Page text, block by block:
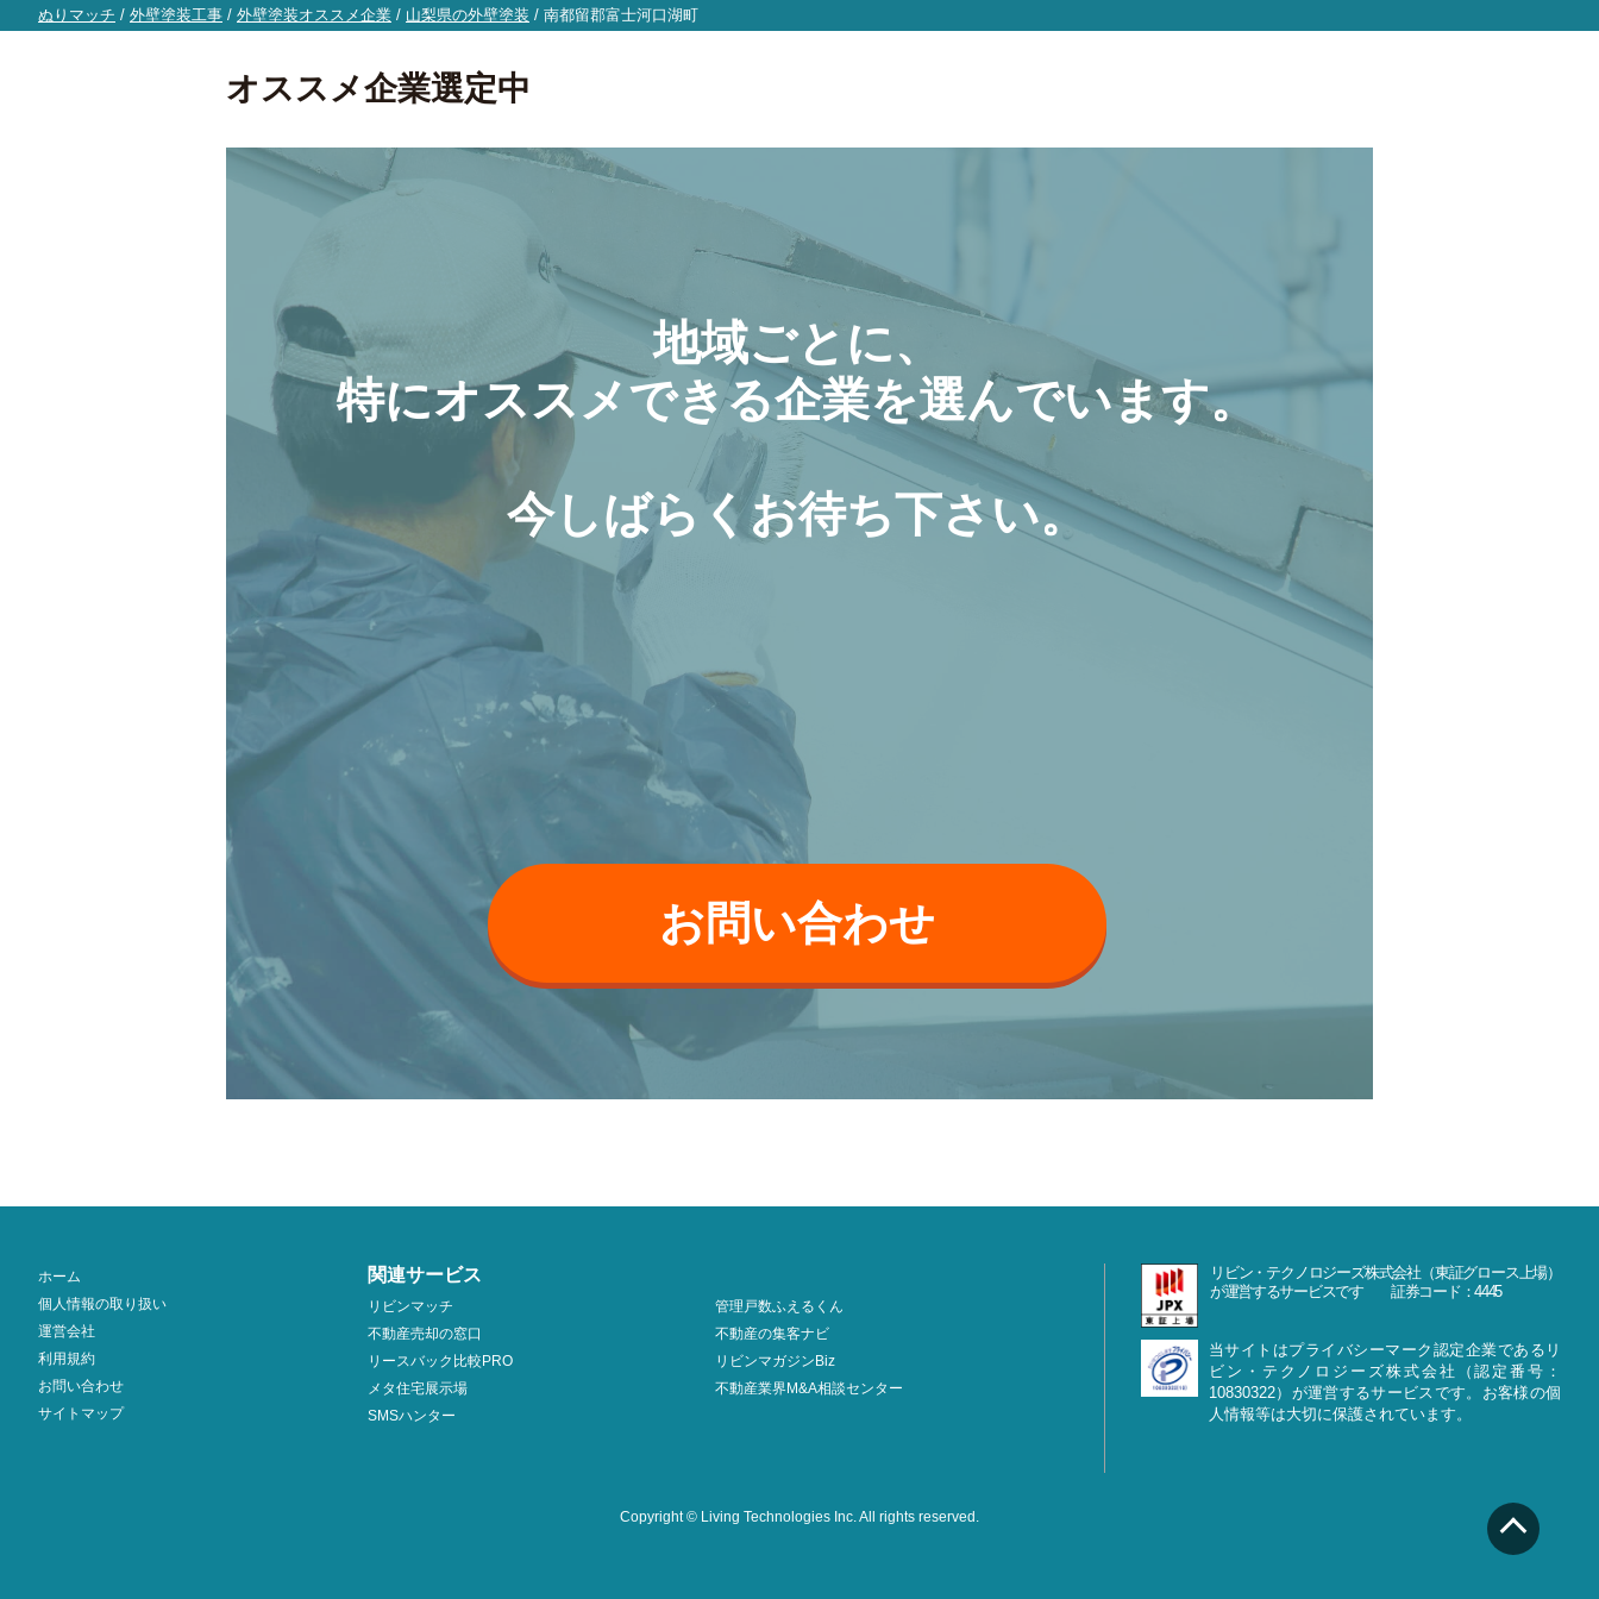
ぬりマッチ / 外壁塗装工事 / 外壁塗装オススメ企業 / 山梨県の外壁塗装 / 南都留郡富士河口湖町
オススメ企業選定中
地域ごとに、
特にオススメできる企業を選んでいます。
今しばらくお待ち下さい。
お問い合わせ
ホーム
個人情報の取り扱い
運営会社
利用規約
お問い合わせ
サイトマップ
関連サービス
リビンマッチ
不動産売却の窓口
リースバック比較PRO
メタ住宅展示場
SMSハンター
管理戸数ふえるくん
不動産の集客ナビ
リビンマガジンBiz
不動産業界M&A相談センター
リビン・テクノロジーズ株式会社（東証グロース上場）
が運営するサービスです 証券コード：4445
当サイトはプライバシーマーク認定企業であるリ
ビン・テクノロジーズ株式会社（認定番号：
10830322）が運営するサービスです。お客様の個
人情報等は大切に保護されています。
Copyright © Living Technologies Inc.All rights reserved.